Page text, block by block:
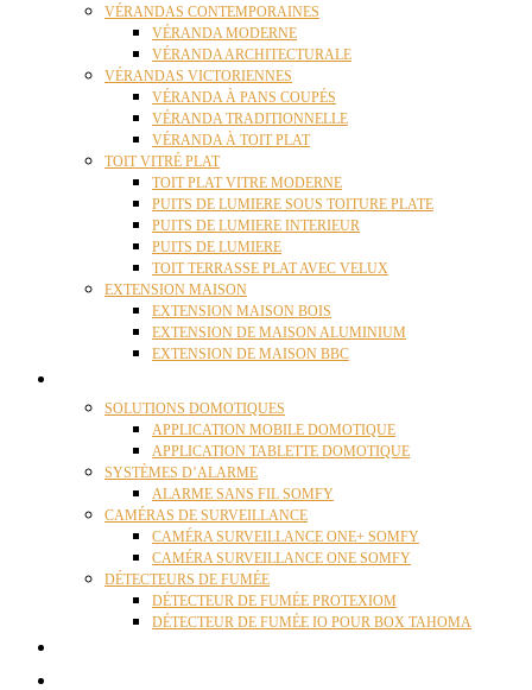
VÉRANDAS CONTEMPORAINES
VÉRANDA MODERNE
VÉRANDA ARCHITECTURALE
VÉRANDAS VICTORIENNES
VÉRANDA À PANS COUPÉS
VÉRANDA TRADITIONNELLE
VÉRANDA À TOIT PLAT
TOIT VITRÉ PLAT
TOIT PLAT VITRE MODERNE
PUITS DE LUMIERE SOUS TOITURE PLATE
PUITS DE LUMIERE INTERIEUR
PUITS DE LUMIERE
TOIT TERRASSE PLAT AVEC VELUX
EXTENSION MAISON
EXTENSION MAISON BOIS
EXTENSION DE MAISON ALUMINIUM
EXTENSION DE MAISON BBC
SOLUTIONS DOMOTIQUES
APPLICATION MOBILE DOMOTIQUE
APPLICATION TABLETTE DOMOTIQUE
SYSTÈMES D’ALARME
ALARME SANS FIL SOMFY
CAMÉRAS DE SURVEILLANCE
CAMÉRA SURVEILLANCE ONE+ SOMFY
CAMÉRA SURVEILLANCE ONE SOMFY
DÉTECTEURS DE FUMÉE
DÉTECTEUR DE FUMÉE PROTEXIOM
DÉTECTEUR DE FUMÉE IO POUR BOX TAHOMA